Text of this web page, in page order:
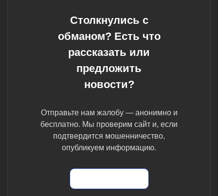
Столкнулись с
обманом? Есть что
рассказать или
предложить
новости?
Отправьте нам жалобу — анонимно и
бесплатно. Мы проверим сайт и, если
подтвердится мошенничество,
опубликуем информацию.